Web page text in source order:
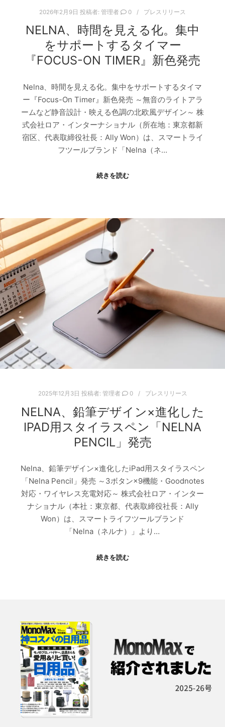
2026年2月9日 投稿者: 管理者 0 プレスリリース
NELNA、時間を見える化。集中
をサポートするタイマー
『FOCUS-ON TIMER』新色発売
Nelna、時間を見える化。集中をサポートするタイマ
ー『Focus-On Timer』新色発売 ～無音のライトアラ
ームなど静音設計・映える色調の北欧風デザイン～ 株
式会社ロア・インターナショナル（所在地：東京都新
宿区、代表取締役社長：Ally Won）は、スマートライ
フツールブランド「Nelna（ネ…
続きを読む
2025年12月3日 投稿者: 管理者 0 プレスリリース
NELNA、鉛筆デザイン×進化した
IPAD用スタイラスペン「NELNA
PENCIL」発売
Nelna、鉛筆デザイン×進化したiPad用スタイラスペン
「Nelna Pencil」発売 ～3ボタン×9機能・Goodnotes
対応・ワイヤレス充電対応～ 株式会社ロア・インター
ナショナル（本社：東京都、代表取締役社長：Ally
Won）は、スマートライフツールブランド
「Nelna（ネルナ）」より…
続きを読む